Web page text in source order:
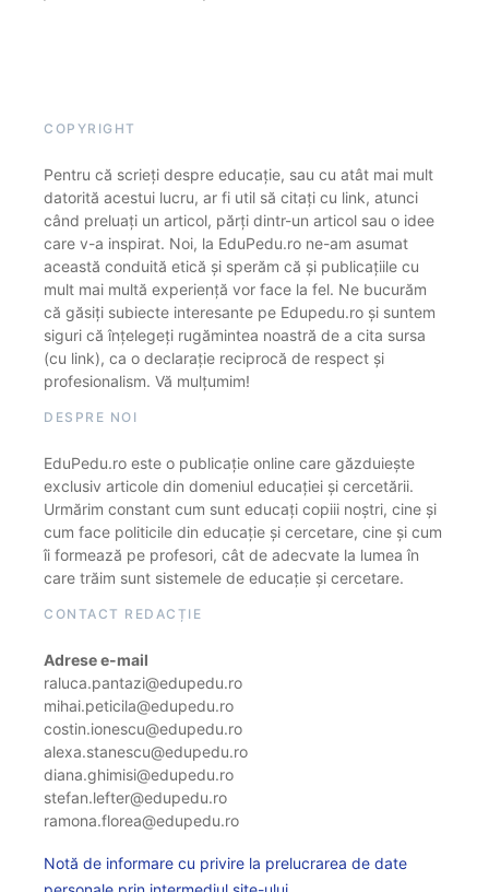
COPYRIGHT
Pentru că scrieți despre educație, sau cu atât mai mult
datorită acestui lucru, ar fi util să citați cu link, atunci
când preluați un articol, părți dintr-un articol sau o idee
care v-a inspirat. Noi, la EduPedu.ro ne-am asumat
această conduită etică și sperăm că și publicațiile cu
mult mai multă experiență vor face la fel. Ne bucurăm
că găsiți subiecte interesante pe Edupedu.ro și suntem
siguri că înțelegeți rugămintea noastră de a cita sursa
(cu link), ca o declarație reciprocă de respect și
profesionalism. Vă mulțumim!
DESPRE NOI
EduPedu.ro este o publicație online care găzduiește
exclusiv articole din domeniul educației și cercetării.
Urmărim constant cum sunt educați copiii noștri, cine și
cum face politicile din educație și cercetare, cine și cum
îi formează pe profesori, cât de adecvate la lumea în
care trăim sunt sistemele de educație și cercetare.
CONTACT REDACȚIE
Adrese e-mail
raluca.pantazi@edupedu.ro
mihai.peticila@edupedu.ro
costin.ionescu@edupedu.ro
alexa.stanescu@edupedu.ro
diana.ghimisi@edupedu.ro
stefan.lefter@edupedu.ro
ramona.florea@edupedu.ro
Notă de informare cu privire la prelucrarea de date